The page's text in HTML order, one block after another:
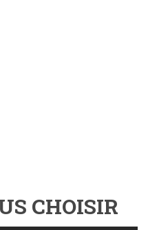
CHOISIR